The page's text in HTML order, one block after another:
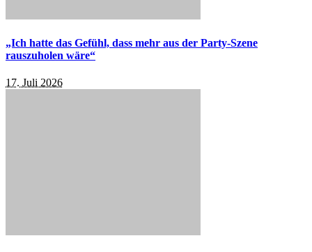
„Ich hatte das Gefühl, dass mehr aus der Party-Szene
rauszuholen wäre“
17. Juli 2026